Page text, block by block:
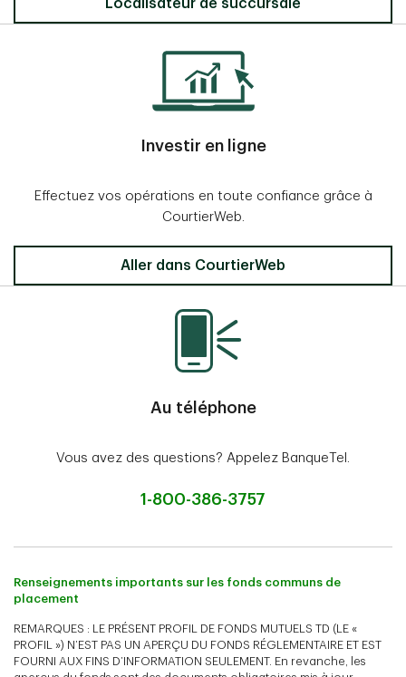
Localisateur de succursale
Investir en ligne
Effectuez vos opérations en toute confiance grâce à
CourtierWeb.
Aller dans CourtierWeb
Au téléphone
Vous avez des questions? Appelez BanqueTel.
1-800-386-3757
Renseignements importants sur les fonds communs de
placement
REMARQUES : LE PRÉSENT PROFIL DE FONDS MUTUELS TD (LE «
PROFIL ») N’EST PAS UN APERÇU DU FONDS RÉGLEMENTAIRE ET EST
FOURNI AUX FINS D’INFORMATION SEULEMENT. En revanche, les